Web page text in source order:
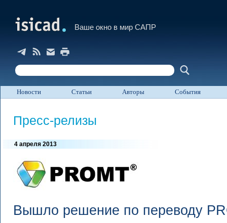
Ваше окно в мир САПР
Новости Статьи Авторы События
Пресс-релизы
4 апреля 2013
Вышло решение по переводу